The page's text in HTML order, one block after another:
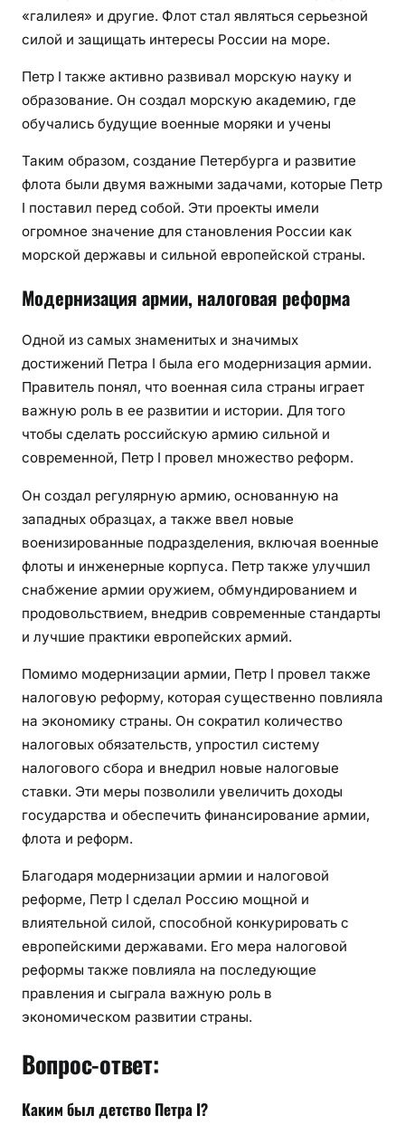
«галилея» и другие. Флот стал являться серьезной
силой и защищать интересы России на море.
Петр I также активно развивал морскую науку и
образование. Он создал морскую академию, где
обучались будущие военные моряки и учены
Таким образом, создание Петербурга и развитие
флота были двумя важными задачами, которые Петр
I поставил перед собой. Эти проекты имели
огромное значение для становления России как
морской державы и сильной европейской страны.
Модернизация армии, налоговая реформа
Одной из самых знаменитых и значимых
достижений Петра I была его модернизация армии.
Правитель понял, что военная сила страны играет
важную роль в ее развитии и истории. Для того
чтобы сделать российскую армию сильной и
современной, Петр I провел множество реформ.
Он создал регулярную армию, основанную на
западных образцах, а также ввел новые
военизированные подразделения, включая военные
флоты и инженерные корпуса. Петр также улучшил
снабжение армии оружием, обмундированием и
продовольствием, внедрив современные стандарты
и лучшие практики европейских армий.
Помимо модернизации армии, Петр I провел также
налоговую реформу, которая существенно повлияла
на экономику страны. Он сократил количество
налоговых обязательств, упростил систему
налогового сбора и внедрил новые налоговые
ставки. Эти меры позволили увеличить доходы
государства и обеспечить финансирование армии,
флота и реформ.
Благодаря модернизации армии и налоговой
реформе, Петр I сделал Россию мощной и
влиятельной силой, способной конкурировать с
европейскими державами. Его мера налоговой
реформы также повлияла на последующие
правления и сыграла важную роль в
экономическом развитии страны.
Вопрос-ответ:
Каким был детство Петра I?